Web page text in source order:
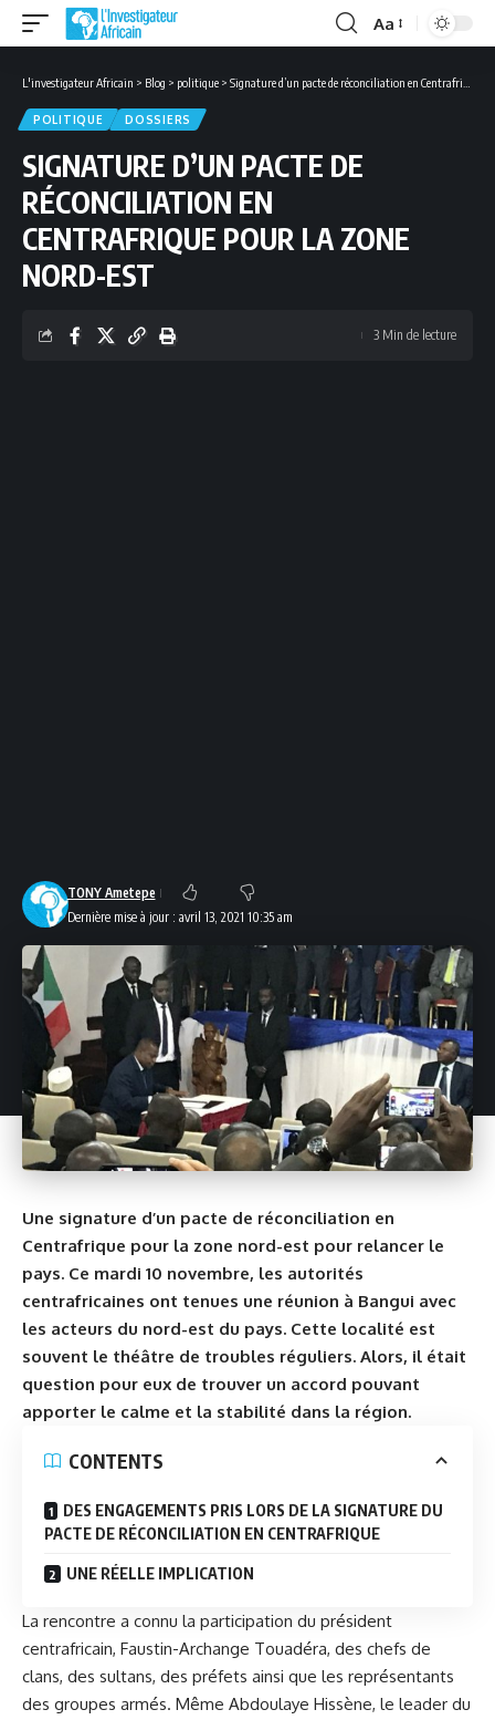
Font
Aa
L'investigateur Africain > Blog > politique > Signature d’un pacte de réconciliation en Centrafrique pour la zone nord-est
POLITIQUE DOSSIERS
SIGNATURE D’UN PACTE DE
RÉCONCILIATION EN
CENTRAFRIQUE POUR LA ZONE
NORD-EST
Dernière mise à jour : avril 13, 2021 10:35 am
TONY Ametepe
3 Min de lecture
Une signature d’un pacte de réconciliation en
Centrafrique pour la zone nord-est pour relancer le
pays. Ce mardi 10 novembre, les autorités
centrafricaines ont tenues une réunion à Bangui avec
les acteurs du nord-est du pays. Cette localité est
souvent le théâtre de troubles réguliers. Alors, il était
question pour eux de trouver un accord pouvant
apporter le calme et la stabilité dans la région.
CONTENTS
DES ENGAGEMENTS PRIS LORS DE LA SIGNATURE DU
PACTE DE RÉCONCILIATION EN CENTRAFRIQUE
UNE RÉELLE IMPLICATION
La rencontre a connu la participation du président
centrafricain, Faustin-Archange Touadéra, des chefs de
clans, des sultans, des préfets ainsi que les représentants
des groupes armés. Même Abdoulaye Hissène, le leader du